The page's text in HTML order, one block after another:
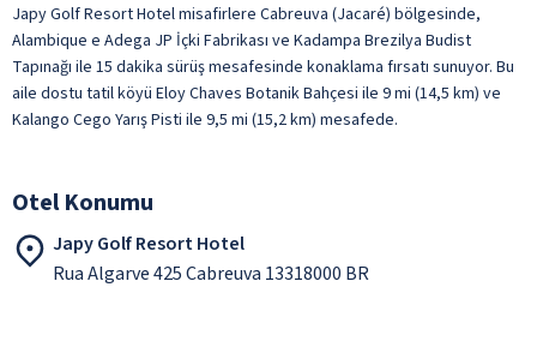
Japy Golf Resort Hotel misafirlere Cabreuva (Jacaré) bölgesinde,
Alambique e Adega JP İçki Fabrikası ve Kadampa Brezilya Budist
Tapınağı ile 15 dakika sürüş mesafesinde konaklama fırsatı sunuyor. Bu
aile dostu tatil köyü Eloy Chaves Botanik Bahçesi ile 9 mi (14,5 km) ve
Kalango Cego Yarış Pisti ile 9,5 mi (15,2 km) mesafede.
Otel Konumu
Japy Golf Resort Hotel
Rua Algarve 425 Cabreuva 13318000 BR